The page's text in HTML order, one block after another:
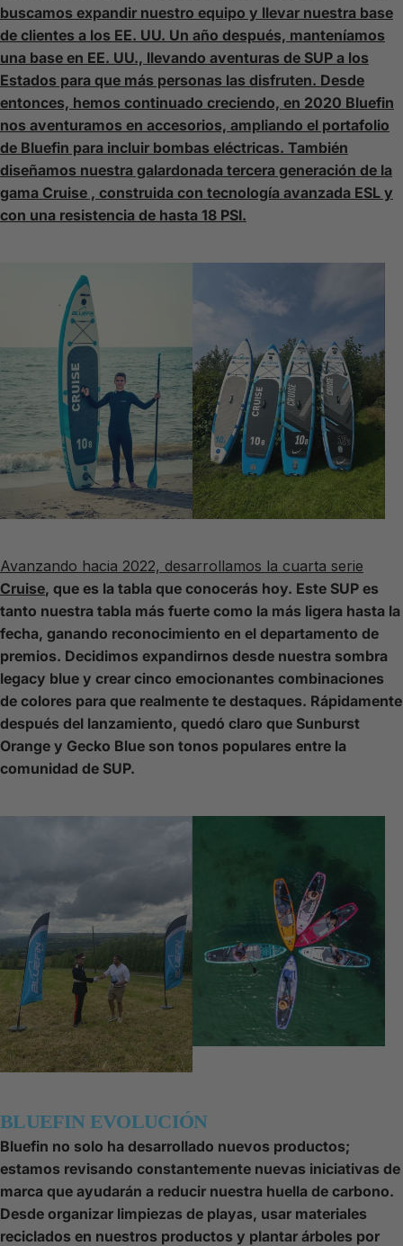
buscamos expandir nuestro equipo y llevar nuestra base
de clientes a los EE. UU. Un año después, manteníamos
una base en EE. UU., llevando aventuras de SUP a los
Estados para que más personas las disfruten. Desde
entonces, hemos continuado creciendo, en 2020 Bluefin
nos aventuramos en accesorios, ampliando el portafolio
de Bluefin para incluir bombas eléctricas. También
diseñamos nuestra galardonada tercera generación de la
gama Cruise , construida con tecnología avanzada ESL y
con una resistencia de hasta 18 PSI.
Avanzando hacia 2022, desarrollamos la cuarta serie
Cruise, que es la tabla que conocerás hoy. Este SUP es
tanto nuestra tabla más fuerte como la más ligera hasta la
fecha, ganando reconocimiento en el departamento de
premios. Decidimos expandirnos desde nuestra sombra
legacy blue y crear cinco emocionantes combinaciones
de colores para que realmente te destaques. Rápidamente
después del lanzamiento, quedó claro que Sunburst
Orange y Gecko Blue son tonos populares entre la
comunidad de SUP.
BLUEFIN EVOLUCIÓN
Bluefin no solo ha desarrollado nuevos productos;
estamos revisando constantemente nuevas iniciativas de
marca que ayudarán a reducir nuestra huella de carbono.
Desde organizar limpiezas de playas, usar materiales
reciclados en nuestros productos y plantar árboles por